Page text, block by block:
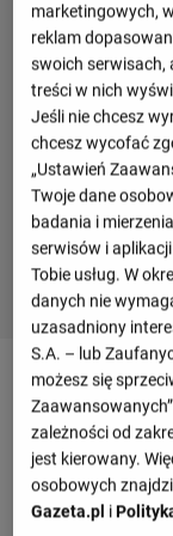
Mecz LASK -
marketingowych,
reklam
swoich serwisach,
treści w nich
Jeśli nie chcesz
chcesz wycofać
„Ustawień
Twoje dane
badania i
serwisów i
Tobie usług. W
danych nie
uzasadniony
S.A. – lub
możesz się
zależności od
jest kierowany.
osobowych
Gazeta.pl i